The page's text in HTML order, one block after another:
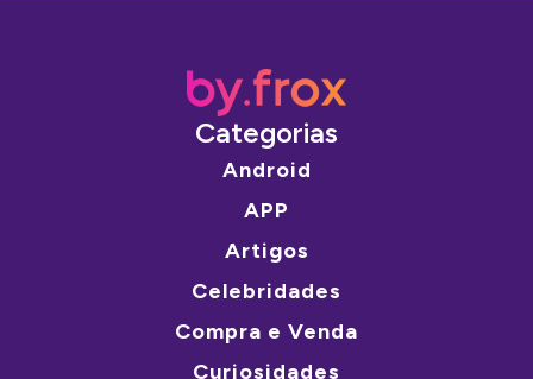
Categorias
Android
APP
Artigos
Celebridades
Compra e Venda
Curiosidades